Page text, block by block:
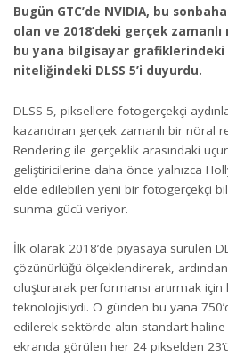
Bugün GTC’de NVIDIA, bu
olan ve 2018’deki gerçek zamanlı
bu yana bilgisayar grafiklerindeki
niteliğindeki DLSS 5’i duyurdu.
DLSS 5, piksellere fotogerçekçi
kazandıran gerçek zamanlı bir nöral
Rendering ile gerçeklik arasındaki
geliştiricilerine daha önce yalnızca
elde edilebilen yeni bir fotogerçekçi
sunma gücü veriyor.
İlk olarak 2018’de piyasaya sürülen
çözünürlüğü ölçeklendirerek,
oluşturarak performansı artırmak için
teknolojisiydi. O günden bu yana
edilerek sektörde altın standart haline
ekranda görülen her 24 pikselden